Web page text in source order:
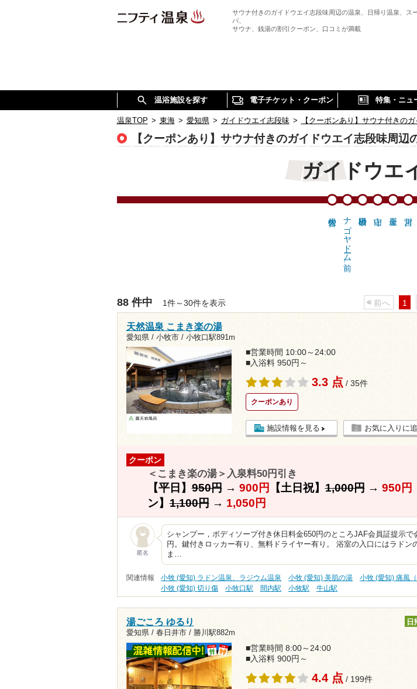
サウナ付きのガイドウエイ志段味周辺の温泉、日帰り温泉、ス
パ、
サウナ、銭湯の割引クーポン、口コミが満載
温浴施設を探す 電子チケット・クーポン 特集・ニュ
温泉TOP > 東海 > 愛知県 > ガイドウエイ志段味 > 【クーポンあり】サウナ付きの
【クーポンあり】サウナ付きのガイドウエイ志段味周
ガイドウエ
ナゴヤドーム前…
88 件中 1件～30件を表示 前へ 1
天然温泉 こまき楽の湯
愛知県 / 小牧市 / 小牧口駅891m
■営業時間 10:00～24:00
■入浴料 950円～
3.3 点 / 35件
クーポンあり
施設情報を見る お気に入りに
クーポン
＜こまき楽の湯＞入泉料50円引き
【平日】950円→ 900円 【土日祝】1,000円→ 950円
ン】1,100円→ 1,050円
匿名
シャンプー，ボディソープ付き休日料金650円のところJAF会員証提示で
円。鍵付きロッカー有り、無料ドライヤー有り。 浴室の入口にはラドン
ま…
関連情報 小牧 (愛知) ラドン温泉、ラジウム温泉 小牧 (愛知) 美肌の湯
小牧 (愛知) 痛風（
小牧 (愛知) 切り傷
小牧口駅 間内駅 小牧駅 牛山駅
湯ごころ ゆるり
愛知県 / 春日井市 / 勝川駅882m
日
■営業時間 8:00～24:00
■入浴料 900円～
4.4 点 / 199件